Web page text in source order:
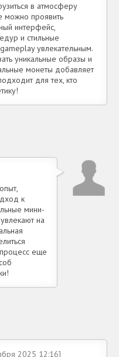
в атмосферу
можно проявить
интерфейс,
и стильные
увлекательным.
уникальные образы и
монеты добавляет
для тех, кто
к
мини-
на
еще
2025 12:16]